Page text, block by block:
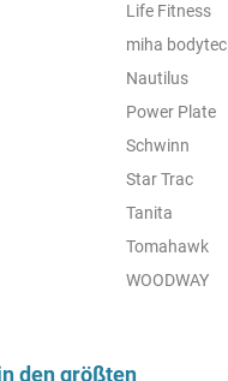
Life Fitness
miha bodytec
Nautilus
Power Plate
Schwinn
Star Trac
Tanita
Tomahawk
WOODWAY
den größten